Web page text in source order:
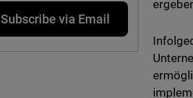
Subscribe via Email